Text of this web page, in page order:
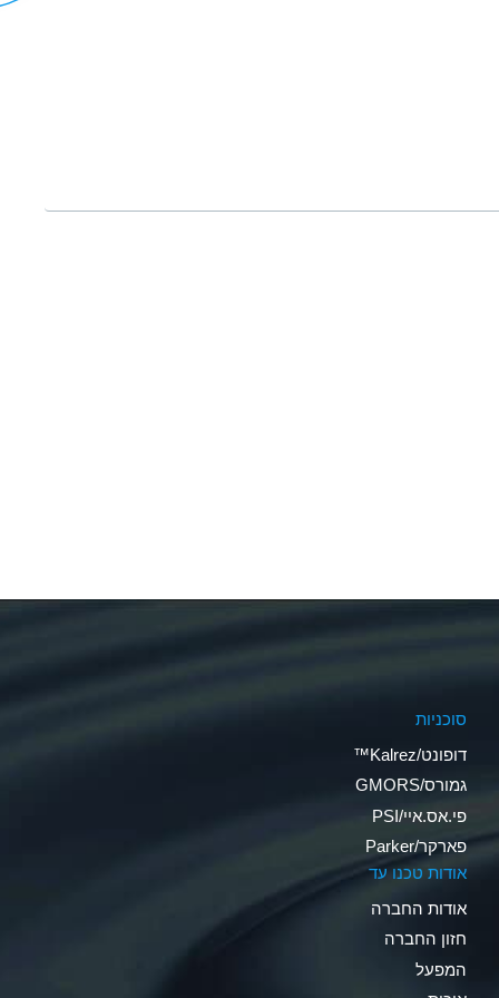
סוכניות
דופונט/Kalrez™
גמורס/GMORS
פי.אס.איי/PSI
פארקר/Parker
אודות טכנו עד
אודות החברה
חזון החברה
המפעל